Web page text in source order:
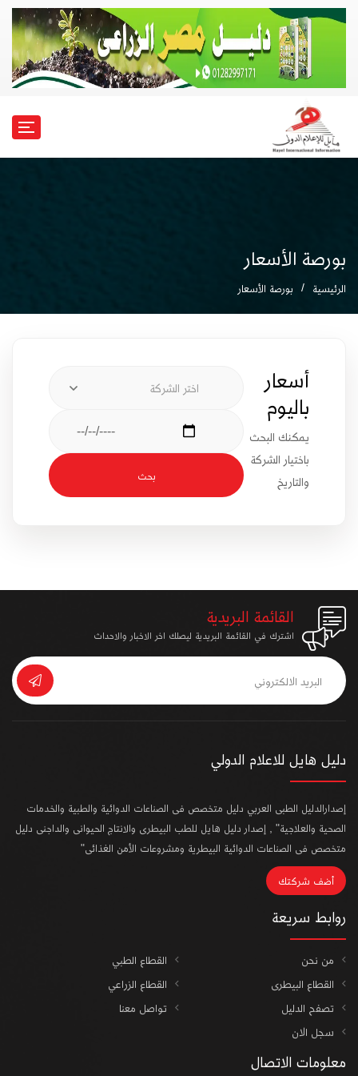
بورصة الأسعار
الرئيسية بورصة الأسعار
أسعار
باليوم
يمكنك البحث
باختيار الشركة
والتاريخ
اختر الشركة
بحث
القائمة البريدية
اشترك في القائمة البريدية ليصلك اخر الاخبار والاحداث
دليل هايل للاعلام الدولي
إصدارالدليل الطبى العربي دليل متخصص فى الصناعات الدوائية والطبية والخدمات
الصحية والعلاجية" , إصدار دليل هايل للطب البيطرى والانتاج الحيوانى والداجنى دليل
متخصص فى الصناعات الدوائية البيطرية ومشروعات الأمن الغذائى"
أضف شركتك
روابط سريعة
من نحن
القطاع الطبي
القطاع البيطرى
القطاع الزراعي
تصفح الدليل
تواصل معنا
سجل الان
معلومات الاتصال